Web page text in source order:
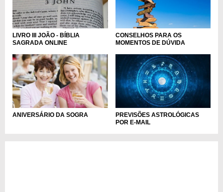
LIVRO III JOÃO - BÍBLIA
SAGRADA ONLINE
CONSELHOS PARA OS
MOMENTOS DE DÚVIDA
ANIVERSÁRIO DA SOGRA
PREVISÕES ASTROLÓGICAS
POR E-MAIL